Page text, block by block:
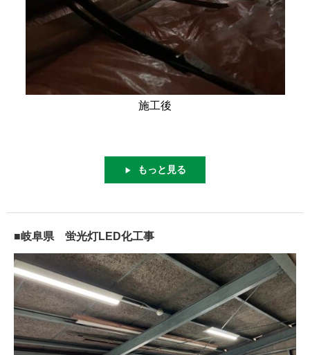
施工後
▶ もっと見る
■岐阜県 蛍光灯LED化工事